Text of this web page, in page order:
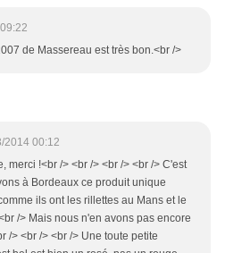
de Massereau est très bon.<br />
2014 00:12
merci !<br /> <br /> <br /> <br /> C'est
à Bordeaux ce produit unique
ils ont les rillettes au Mans et le
/> Mais nous n'en avons pas encore
/> <br /> <br /> Une toute petite